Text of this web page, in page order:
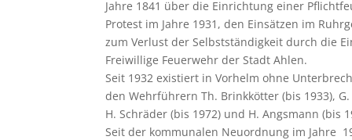
Jahre 1841 über die Einrichtung einer
Protest im Jahre 1931, den Einsätzen im
zum Verlust der Selbstständigkeit durch die
Freiwillige Feuerwehr der Stadt Ahlen.
Seit 1932 existiert in Vorhelm ohne
den Wehrführern Th. Brinkkötter (bis 1933),
H. Schräder (bis 1972) und H. Angsmann (bis
Seit der kommunalen Neuordnung im Jahre